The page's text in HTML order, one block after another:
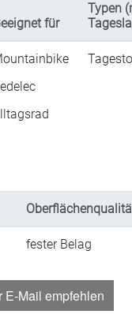
für
Typen
fester Belag
E-Mail empfehlen